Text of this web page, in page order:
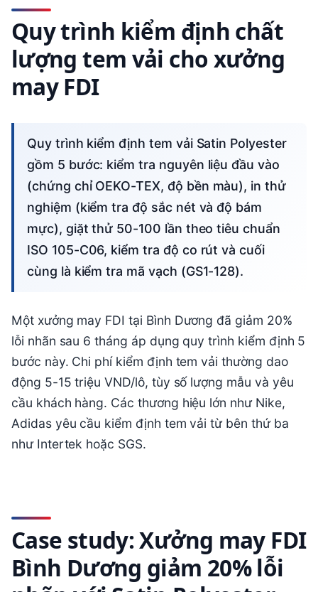
Quy trình kiểm định chất
lượng tem vải cho xưởng
may FDI
Quy trình kiểm định tem vải Satin Polyester
gồm 5 bước: kiểm tra nguyên liệu đầu vào
(chứng chỉ OEKO-TEX, độ bền màu), in thử
nghiệm (kiểm tra độ sắc nét và độ bám
mực), giặt thử 50-100 lần theo tiêu chuẩn
ISO 105-C06, kiểm tra độ co rút và cuối
cùng là kiểm tra mã vạch (GS1-128).
Một xưởng may FDI tại Bình Dương đã giảm 20%
lỗi nhãn sau 6 tháng áp dụng quy trình kiểm định 5
bước này. Chi phí kiểm định tem vải thường dao
động 5-15 triệu VND/lô, tùy số lượng mẫu và yêu
cầu khách hàng. Các thương hiệu lớn như Nike,
Adidas yêu cầu kiểm định tem vải từ bên thứ ba
như Intertek hoặc SGS.
Case study: Xưởng may FDI
Bình Dương giảm 20% lỗi